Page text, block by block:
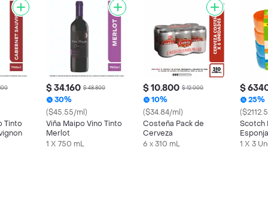
Tinto
$ 34.160 $ 48.800
30%
($45.55/ml)
Viña Maipo Vino Tinto
Merlot
1 X 750 mL
$ 10.800 $ 12.000
10%
($34.84/ml)
Costeña Pack de
Cerveza
6 x 310 mL
$
25%
Scotch
Rayar
1 X 3